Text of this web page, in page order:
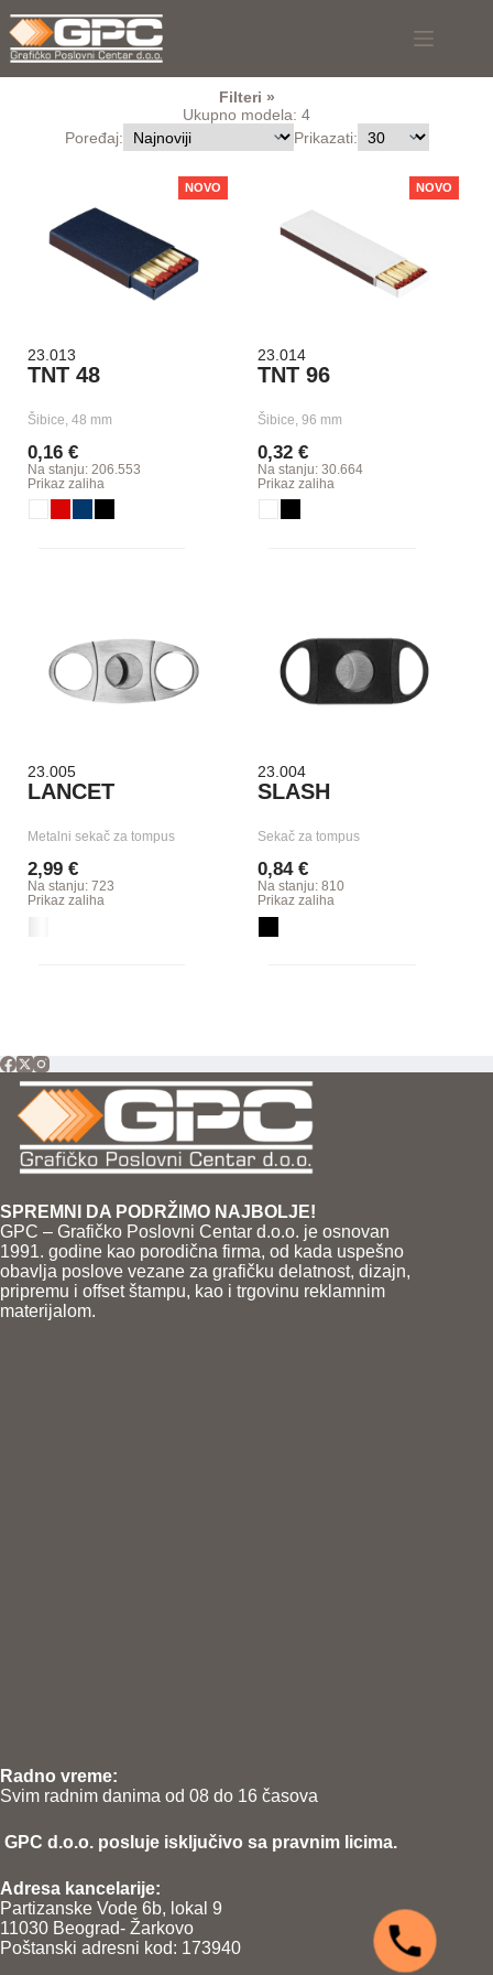
to
content
Filteri
Ukupno modela: 4
Poređaj:
Prikazati:
NOVO
23.013
TNT 48
Šibice, 48 mm
0,16 €
Na stanju: 206.553
Prikaz zaliha
NOVO
23.014
TNT 96
Šibice, 96 mm
0,32 €
Na stanju: 30.664
Prikaz zaliha
23.005
LANCET
Metalni sekač za tompus
2,99 €
Na stanju: 723
Prikaz zaliha
23.004
SLASH
Sekač za tompus
0,84 €
Na stanju: 810
Prikaz zaliha
SPREMNI DA PODRŽIMO NAJBOLJE!
GPC – Grafičko Poslovni Centar d.o.o. je osnovan
1991. godine kao porodična firma, od kada uspešno
obavlja poslove vezane za grafičku delatnost, dizajn,
pripremu i offset štampu, kao i trgovinu reklamnim
materijalom.
Radno vreme:
Svim radnim danima od 08 do 16 časova
GPC d.o.o. posluje isključivo sa pravnim licima.
Adresa kancelarije:
Partizanske Vode 6b, lokal 9
11030 Beograd- Žarkovo
Poštanski adresni kod: 173940